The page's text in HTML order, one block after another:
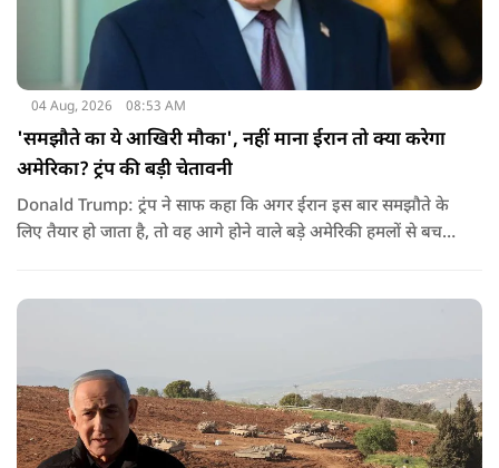
04 Aug, 2026 08:53 AM
'समझौते का ये आखिरी मौका', नहीं माना ईरान तो क्या करेगा
अमेरिका? ट्रंप की बड़ी चेतावनी
Donald Trump: ट्रंप ने साफ कहा कि अगर ईरान इस बार समझौते के
लिए तैयार हो जाता है, तो वह आगे होने वाले बड़े अमेरिकी हमलों से बच